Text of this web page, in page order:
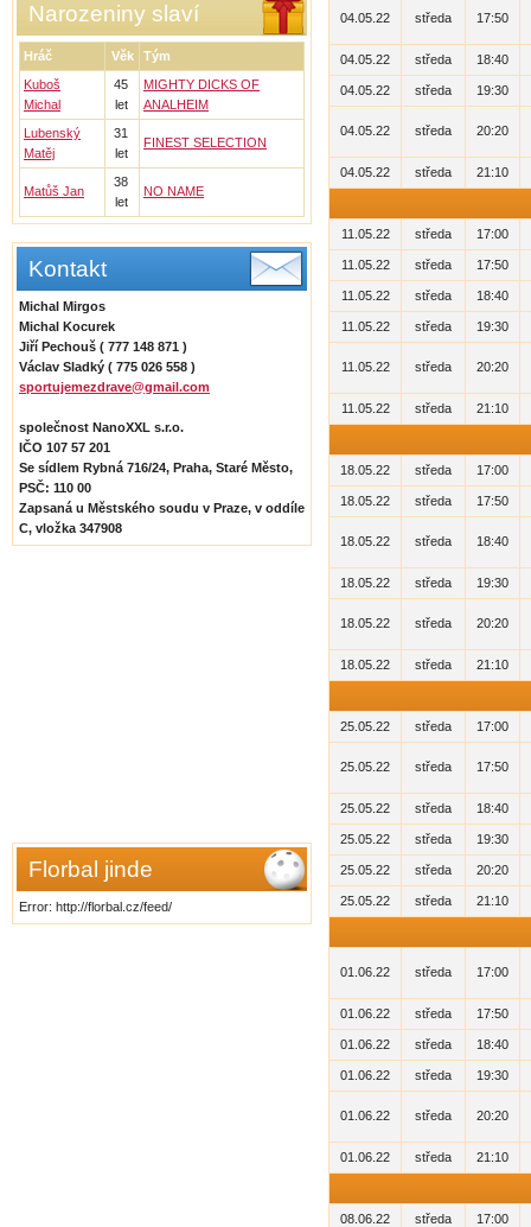
Narozeniny slaví
Hráč Věk
Tým
Kuboš
Michal
45
let
MIGHTY DICKS OF
ANALHEIM
Lubenský
Matěj
31
let
FINEST SELECTION
Matůš Jan
38
let
NO NAME
Kontakt
Michal Mirgos
Michal Kocurek
Jiří Pechouš ( 777 148 871 )
Václav Sladký ( 775 026 558 )
sportujemezdrave@gmail.com
společnost NanoXXL s.r.o.
IČO 107 57 201
Se sídlem Rybná 716/24, Praha, Staré Město,
PSČ: 110 00
Zapsaná u Městského soudu v Praze, v oddíle
C, vložka 347908
Florbal jinde
Error: http://florbal.cz/feed/
04.05.22 středa 17:50
04.05.22 středa 18:40
04.05.22 středa 19:30
04.05.22 středa 20:20
04.05.22 středa 21:10
11.05.22 středa 17:00
11.05.22 středa 17:50
11.05.22 středa 18:40
11.05.22 středa 19:30
11.05.22 středa 20:20
11.05.22 středa 21:10
18.05.22 středa 17:00
18.05.22 středa 17:50
18.05.22 středa 18:40
18.05.22 středa 19:30
18.05.22 středa 20:20
18.05.22 středa 21:10
25.05.22 středa 17:00
25.05.22 středa 17:50
25.05.22 středa 18:40
25.05.22 středa 19:30
25.05.22 středa 20:20
25.05.22 středa 21:10
01.06.22 středa 17:00
01.06.22 středa 17:50
01.06.22 středa 18:40
01.06.22 středa 19:30
01.06.22 středa 20:20
01.06.22 středa 21:10
08.06.22 středa 17:00